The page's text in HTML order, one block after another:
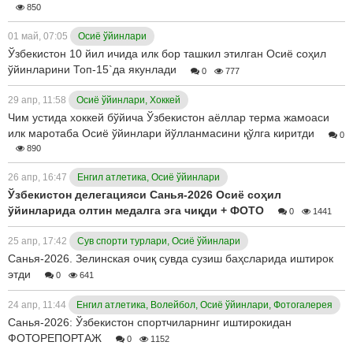
850
01 май, 07:05 Осиё ўйинлари
Ўзбекистон 10 йил ичида илк бор ташкил этилган Осиё соҳил
ўйинларини Топ-15`да якунлади
0 777
29 апр, 11:58 Осиё ўйинлари, Хоккей
Чим устида хоккей бўйича Ўзбекистон аёллар терма жамоаси
илк маротаба Осиё ўйинлари йўлланмасини қўлга киритди
0
890
26 апр, 16:47 Енгил атлетика, Осиё ўйинлари
Ўзбекистон делегацияси Санья-2026 Осиё соҳил
ўйинларида олтин медалга эга чиқди + ФОТО
0 1441
25 апр, 17:42 Сув спорти турлари, Осиё ўйинлари
Санья-2026. Зелинская очиқ сувда сузиш баҳсларида иштирок
этди
0 641
24 апр, 11:44 Енгил атлетика, Волейбол, Осиё ўйинлари, Фотогалерея
Санья-2026: Ўзбекистон спортчиларнинг иштирокидан
ФОТОРЕПОРТАЖ
0 1152